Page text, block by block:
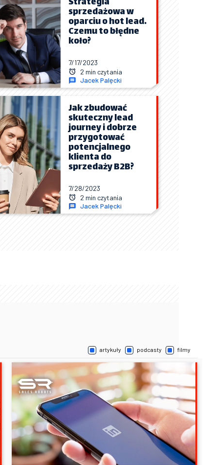
Jacek Palęcki
7/17/2023
2 min czytania
sprzedażowa w
oparciu o hot lead.
Czemu to błędne
koło?
Jacek Palęcki
7/28/2023
2 min czytania
Jak zbudować
skuteczny lead
journey i dobrze
przygotować
potencjalnego
klienta do
sprzedaży B2B?
artykuły podcasty filmy